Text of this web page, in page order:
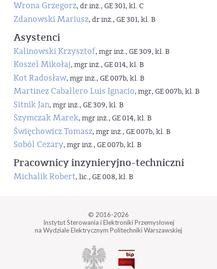
Wrona Grzegorz, dr inż., GE 301, kl. C
Zdanowski Mariusz, dr inż., GE 301, kl. B
Asystenci
Kalinowski Krzysztof, mgr inż., GE 309, kl. B
Koszel Mikołaj, mgr inż., GE 014, kl. B
Kot Radosław, mgr inż., GE 007b, kl. B
Martinez Caballero Luis Ignacio, mgr, GE 007b, kl. B
Sitnik Jan, mgr inż., GE 309, kl. B
Szymczak Marek, mgr inż., GE 014, kl. B
Święchowicz Tomasz, mgr inż., GE 007b, kl. B
Soból Cezary, mgr inż., GE 007b, kl. B
Pracownicy inzynieryjno-techniczni
Michalik Robert, lic., GE 008, kl. B
© 2016-2026
Instytut Sterowania i Elektroniki Przemysłowej
na Wydziale Elektrycznym Politechniki Warszawskiej